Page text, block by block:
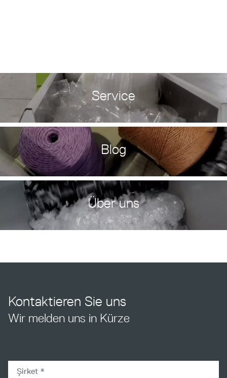
Service
Blog
Über uns
Kontaktieren Sie uns
Wir melden uns in Kürze